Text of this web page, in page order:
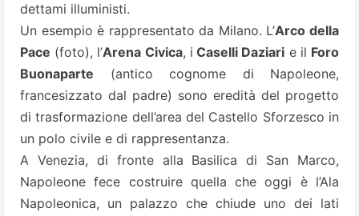
dettami illuministi.
Un esempio è rappresentato da Milano. L’Arco della
Pace (foto), l’Arena Civica, i Caselli Daziari e il Foro
Buonaparte (antico cognome di Napoleone,
francesizzato dal padre) sono eredità del progetto
di trasformazione dell’area del Castello Sforzesco in
un polo civile e di rappresentanza.
A Venezia, di fronte alla Basilica di San Marco,
Napoleone fece costruire quella che oggi è l’Ala
Napoleonica, un palazzo che chiude uno dei lati